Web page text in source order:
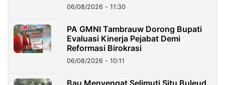
06/08/2026 - 11:30
PA GMNI Tambrauw Dorong Bupati
Evaluasi Kinerja Pejabat Demi
Reformasi Birokrasi
06/08/2026 - 10:11